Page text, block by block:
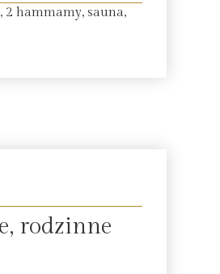
2 hammamy, sauna,
rodzinne